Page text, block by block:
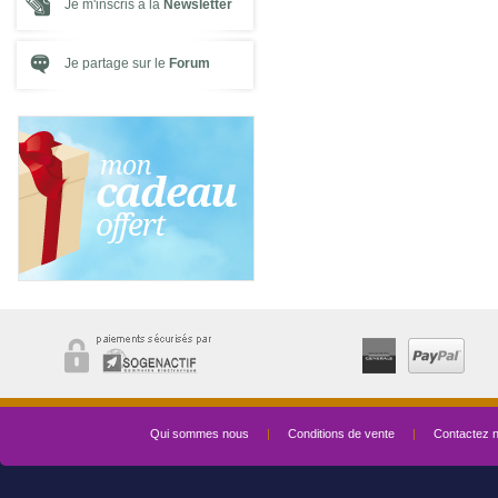
Je m'inscris à la Newsletter
Je partage sur le Forum
Qui sommes nous | Conditions de vente | Contactez